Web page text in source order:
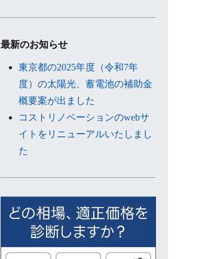
ブ
最新のお知らせ
東京都の2025年度（令和7年
度）の太陽光、蓄電池の補助金
概要案が出ました
コストリノベーションのwebサ
イトをリニューアルいたしまし
た